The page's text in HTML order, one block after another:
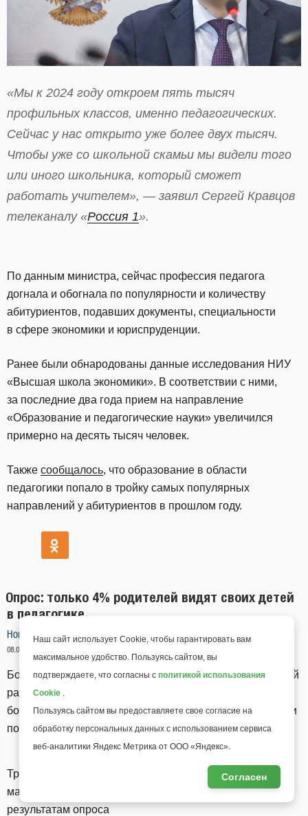
«Мы к 2024 году откроем пять тысяч
профильных классов, именно педагогических.
Сейчас у нас открыто уже более двух тысяч.
Чтобы уже со школьной скамьи мы видели того
или иного школьника, который сможет
работать учителем», — заявил Сергей Кравцов
телеканалу «Россия 1».
По данным министра, сейчас профессия педагога
догнала и обогнала по популярности и количеству
абитуриентов, подавших документы, специальности
в сфере экономики и юриспруденции.
Ранее были обнародованы данные исследования НИУ
«Высшая школа экономики». В соответствии с ними,
за последние два года прием на направление
«Образование и педагогические науки» увеличился
примерно на десять тысяч человек.
Также сообщалось, что образование в области
педагогики попало в тройку самых популярных
направлений у абитуриентов в прошлом году.
Опрос: только 4% родителей видят своих детей
в педагогике
Новости
ОПУБЛИКОВАНО
08.02.2022 14:23
Больше четверти родителей хотят видеть своих сыновей
работающими в сфере информационных технологий, а
более 20 процентов родителей девочек хотят, чтобы они
пошли в медицину.
Тройка самых популярных у родителей профессий для
мальчиков выглядит следующим образом (по
результатам опроса
Наш сайт использует Cookie, чтобы гарантировать вам
максимальное удобство. Пользуясь сайтом, вы
подтверждаете, что согласны с политикой использования
Cookie .
Пользуясь сайтом вы предоставляете свое согласие на
обработку персональных данных с использованием сервиса
веб-аналитики Яндекс Метрика от ООО «Яндекс».
Согласен